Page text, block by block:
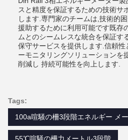
スと精度を保証するための技術サ
します.専門家のチームは,技術的
援助するために利用可能です既存
ムとのシームレスな統合を保証す
保守サービスを提供します.信頼
ーモニタリングソリューションを
削減し 持続可能性を向上します.
Tags:
100a喧騒の柵3段階エネルギー メ